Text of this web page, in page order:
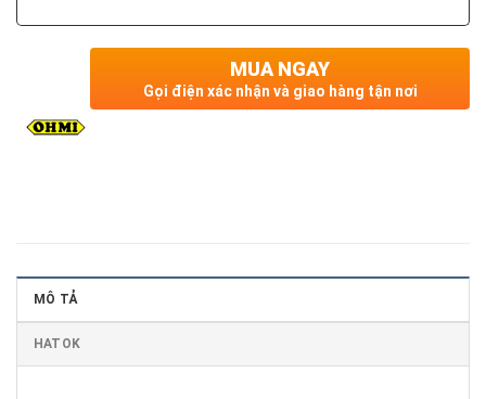
MUA NGAY
Gọi điện xác nhận và giao hàng tận nơi
MÔ TẢ
HATOK